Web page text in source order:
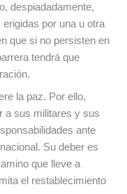
despiadadamente,
por una u otra
que si no persisten en
tendrá que
la paz. Por ello,
a sus militares y sus
ante
Su deber es
que lleve a
el restablecimiento